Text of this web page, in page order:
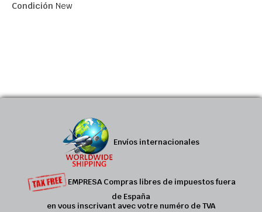
Condición New
Envíos internacionales
EMPRESA Compras libres de impuestos fuera
de España
en vous inscrivant avec votre numéro de TVA